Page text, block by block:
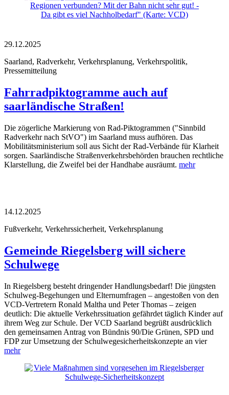
29.12.2025
Saarland, Radverkehr, Verkehrsplanung, Verkehrspolitik,
Pressemitteilung
Fahrradpiktogramme auch auf
saarländische Straßen!
Die zögerliche Markierung von Rad-Piktogrammen ("Sinnbild
Radverkehr nach StVO") im Saarland muss aufhören. Das
Mobilitätsministerium soll aus Sicht der Rad-Verbände für Klarheit
sorgen. Saarländische Straßenverkehrsbehörden brauchen rechtliche
Klarstellung, die Zweifel bei der Handhabe ausräumt. mehr
14.12.2025
Fußverkehr, Verkehrssicherheit, Verkehrsplanung
Gemeinde Riegelsberg will sichere
Schulwege
In Riegelsberg besteht dringender Handlungsbedarf! Die jüngsten
Schulweg-Begehungen und Elternumfragen – angestoßen von den
VCD-Vertretern Ronald Maltha und Peter Thomas – zeigen
deutlich: Die aktuelle Verkehrssituation gefährdet täglich Kinder auf
ihrem Weg zur Schule. Der VCD Saarland begrüßt ausdrücklich
den gemeinsamen Antrag von Bündnis 90/Die Grünen, SPD und
FDP zur Umsetzung der Schulwegesicherheitskonzepte an vier
mehr